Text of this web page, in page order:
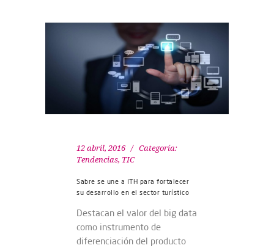
12 abril, 2016
Categoría:
Tendencias, TIC
Sabre se une a ITH para fortalecer
su desarrollo en el sector turístico
Destacan el valor del big data
como instrumento de
diferenciación del producto